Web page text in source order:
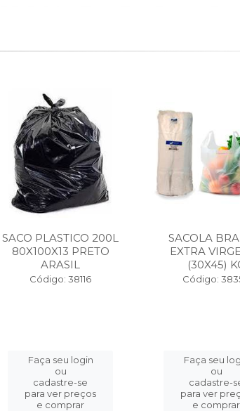
SACO PLASTICO 200L
80X100X13 PRETO
ARASIL
Código: 38116
Faça seu login
ou
cadastre-se
para ver preços
e comprar
SACOLA
EXTRA
(30X45)
Código:
Faça seu
ou
cadastre-
para ver
e comprar